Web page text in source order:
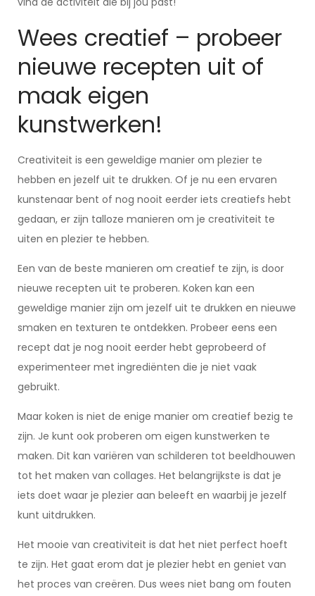
Wees creatief – probeer
nieuwe recepten uit of
maak eigen
kunstwerken!
Creativiteit is een geweldige manier om plezier te
hebben en jezelf uit te drukken. Of je nu een ervaren
kunstenaar bent of nog nooit eerder iets creatiefs hebt
gedaan, er zijn talloze manieren om je creativiteit te
uiten en plezier te hebben.
Een van de beste manieren om creatief te zijn, is door
nieuwe recepten uit te proberen. Koken kan een
geweldige manier zijn om jezelf uit te drukken en nieuwe
smaken en texturen te ontdekken. Probeer eens een
recept dat je nog nooit eerder hebt geprobeerd of
experimenteer met ingrediënten die je niet vaak
gebruikt.
Maar koken is niet de enige manier om creatief bezig te
zijn. Je kunt ook proberen om eigen kunstwerken te
maken. Dit kan variëren van schilderen tot beeldhouwen
tot het maken van collages. Het belangrijkste is dat je
iets doet waar je plezier aan beleeft en waarbij je jezelf
kunt uitdrukken.
Het mooie van creativiteit is dat het niet perfect hoeft
te zijn. Het gaat erom dat je plezier hebt en geniet van
het proces van creëren. Dus wees niet bang om fouten